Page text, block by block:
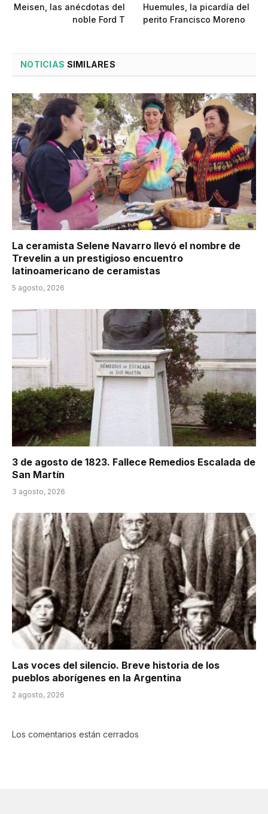
Meisen, las anécdotas del
noble Ford T
Huemules, la picardía del
perito Francisco Moreno
NOTICIAS SIMILARES
La ceramista Selene Navarro llevó el nombre de
Trevelin a un prestigioso encuentro
latinoamericano de ceramistas
5 agosto, 2026
3 de agosto de 1823. Fallece Remedios Escalada de
San Martín
3 agosto, 2026
Las voces del silencio. Breve historia de los
pueblos aborígenes en la Argentina
2 agosto, 2026
Los comentarios están cerrados